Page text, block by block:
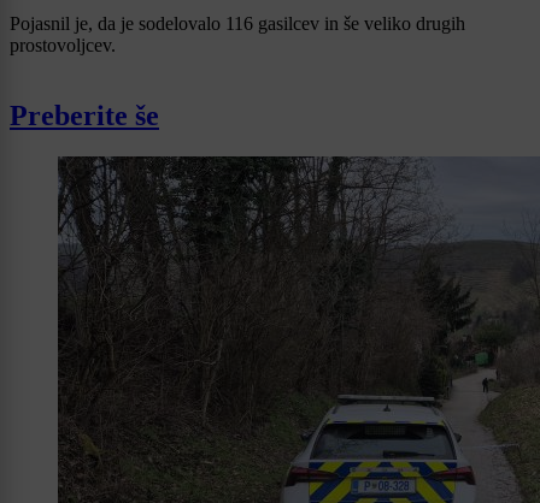
Pojasnil je, da je sodelovalo 116 gasilcev in še veliko drugih
prostovoljcev.
Preberite še